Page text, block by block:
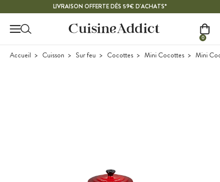
LIVRAISON OFFERTE DÈS 59€ D'ACHATS*
0
Accueil Cuisson Sur feu Cocottes Mini Cocottes Mini